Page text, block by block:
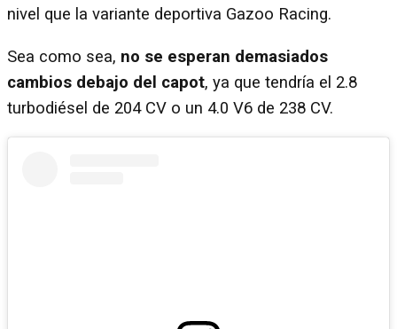
nivel que la variante deportiva Gazoo Racing.
Sea como sea, no se esperan demasiados
cambios debajo del capot, ya que tendría el 2.8
turbodiésel de 204 CV o un 4.0 V6 de 238 CV.